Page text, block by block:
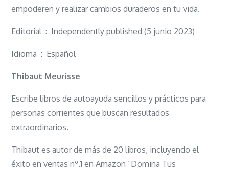
empoderen y realizar cambios duraderos en tu vida.
Editorial ‏ : ‎ Independently published (5 junio 2023)
Idioma ‏ : ‎ Español
Thibaut Meurisse
Escribe libros de autoayuda sencillos y prácticos para
personas corrientes que buscan resultados
extraordinarios.
Thibaut es autor de más de 20 libros, incluyendo el
éxito en ventas nº.1 en Amazon “Domina Tus